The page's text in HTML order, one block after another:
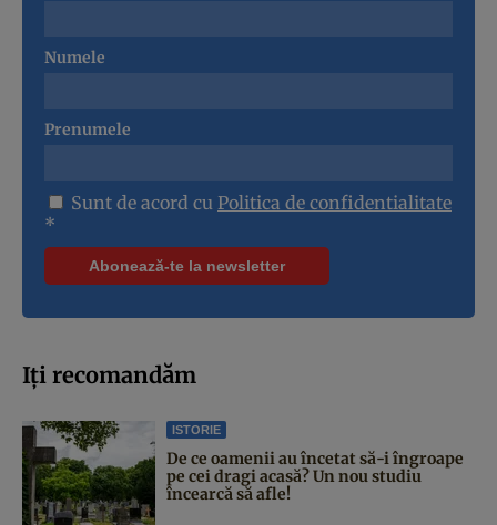
Numele
Prenumele
Sunt de acord cu Politica de confidentialitate
*
Iți recomandăm
ISTORIE
De ce oamenii au încetat să-i îngroape
pe cei dragi acasă? Un nou studiu
încearcă să afle!